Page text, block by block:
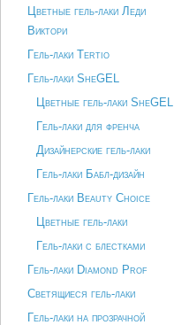
Цветные гель-лаки Леди
Виктори
Гель-лаки Tertio
Гель-лаки SheGEL
Цветные гель-лаки SheGEL
Гель-лаки для френча
Дизайнерские гель-лаки
Гель-лаки Бабл-дизайн
Гель-лаки Beauty Choice
Цветные гель-лаки
Гель-лаки с блестками
Гель-лаки Diamond Prof
Светящиеся гель-лаки
Гель-лаки на прозрачной